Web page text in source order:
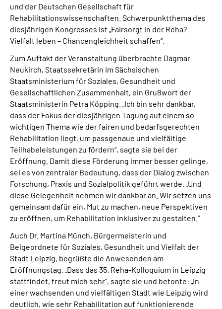
und der Deutschen Gesellschaft für
Rehabilitationswissenschaften. Schwerpunktthema des
diesjährigen Kongresses ist „Fairsorgt in der Reha?
Vielfalt leben – Chancengleichheit schaffen“.
Zum Auftakt der Veranstaltung überbrachte Dagmar
Neukirch, Staatssekretärin im Sächsischen
Staatsministerium für Soziales, Gesundheit und
Gesellschaftlichen Zusammenhalt, ein Grußwort der
Staatsministerin Petra Köpping. „Ich bin sehr dankbar,
dass der Fokus der diesjährigen Tagung auf einem so
wichtigen Thema wie der fairen und bedarfsgerechten
Rehabilitation liegt, um passgenaue und vielfältige
Teilhabeleistungen zu fördern“, sagte sie bei der
Eröffnung. Damit diese Förderung immer besser gelinge,
sei es von zentraler Bedeutung, dass der Dialog zwischen
Forschung, Praxis und Sozialpolitik geführt werde. „Und
diese Gelegenheit nehmen wir dankbar an. Wir setzen uns
gemeinsam dafür ein, Mut zu machen, neue Perspektiven
zu eröffnen, um Rehabilitation inklusiver zu gestalten.“
Auch Dr. Martina Münch, Bürgermeisterin und
Beigeordnete für Soziales, Gesundheit und Vielfalt der
Stadt Leipzig, begrüßte die Anwesenden am
Eröffnungstag. „Dass das 35. Reha-Kolloquium in Leipzig
stattfindet, freut mich sehr“, sagte sie und betonte: „In
einer wachsenden und vielfältigen Stadt wie Leipzig wird
deutlich, wie sehr Rehabilitation auf funktionierende